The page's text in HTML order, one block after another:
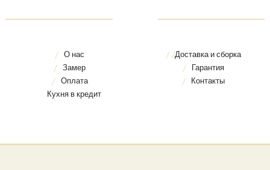
О нас
Замер
Оплата
Кухня в кредит
Доставка и сборка
Гарантия
Контакты